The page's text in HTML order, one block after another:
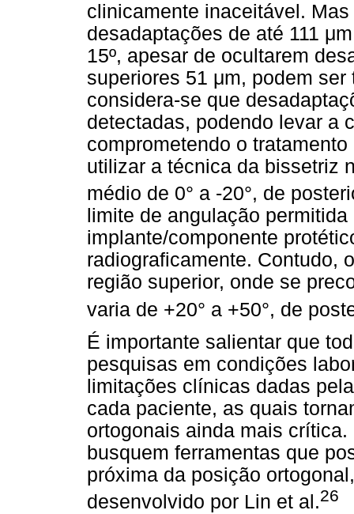
clinicamente inaceitável.
desadaptações de até 111
15º, apesar de ocultarem
superiores 51 μm, podem
considera-se que
detectadas, podendo levar a
comprometendo o
utilizar a técnica da bissetriz
médio de 0° a -20°, de
limite de angulação
implante/componente
radiograficamente. Contudo,
região superior, onde se
varia de +20° a +50°, de
É importante salientar que
pesquisas em condições
limitações clínicas dadas
cada paciente, as quais
ortogonais ainda mais
busquem ferramentas que
próxima da posição
desenvolvido por Lin et al.26